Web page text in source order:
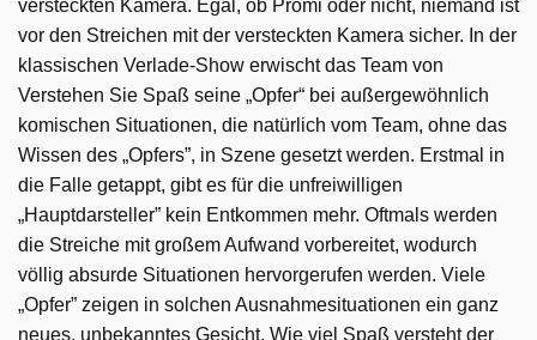
versteckten Kamera. Egal, ob Promi oder nicht, niemand ist
vor den Streichen mit der versteckten Kamera sicher. In der
klassischen Verlade-Show erwischt das Team von
Verstehen Sie Spaß seine „Opfer“ bei außergewöhnlich
komischen Situationen, die natürlich vom Team, ohne das
Wissen des „Opfers”, in Szene gesetzt werden. Erstmal in
die Falle getappt, gibt es für die unfreiwilligen
„Hauptdarsteller” kein Entkommen mehr. Oftmals werden
die Streiche mit großem Aufwand vorbereitet, wodurch
völlig absurde Situationen hervorgerufen werden. Viele
„Opfer” zeigen in solchen Ausnahmesituationen ein ganz
neues, unbekanntes Gesicht. Wie viel Spaß versteht der